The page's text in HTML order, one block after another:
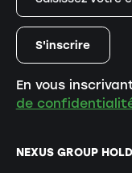
NEXUS GROUP
En vous
de